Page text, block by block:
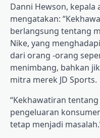
Danni Hewson, kepala
mengatakan:
berlangsung tentang
Nike, yang
dari orang -orang
menimbang, bahkan
mitra merek JD Sports.
“Kekhawatiran
pengeluaran
tetap menjadi